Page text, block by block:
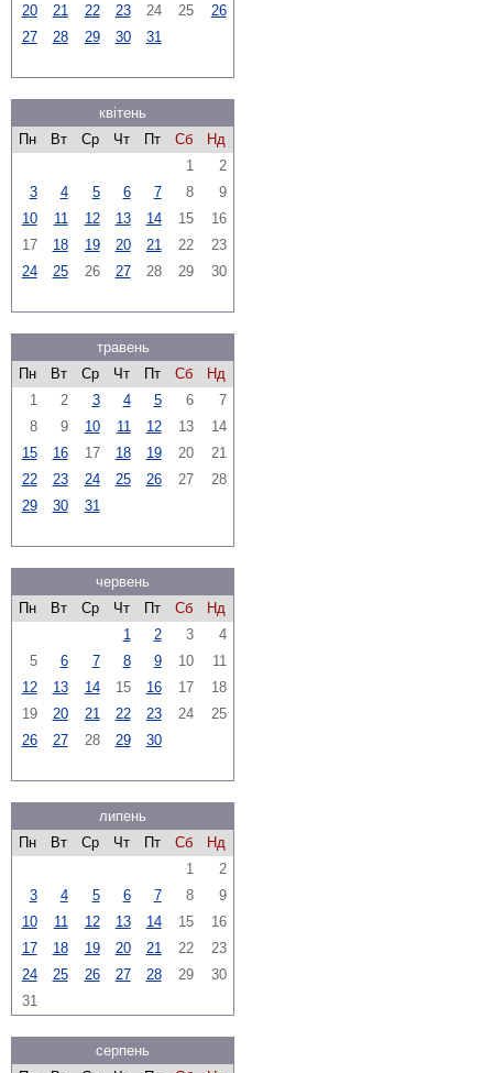
20
21 22 23 24 25
26
27
28 29 30 31
квітень
Пн
Вт Ср Чт Пт Сб
Нд
1
2
3
4 5 6 7 8
9
10
11 12 13 14 15
16
17
18 19 20 21 22
23
24
25 26 27 28 29 30
травень
Пн
Вт Ср Чт Пт Сб
Нд
1
2 3 4 5 6
7
8
9 10 11 12 13
14
15
16 17 18 19 20
21
22
23 24 25 26 27
28
29
30 31
червень
Пн
Вт Ср Чт Пт Сб
Нд
1
2 3
4
5
6 7 8 9 10
11
12
13 14 15 16 17
18
19
20 21 22 23 24
25
26
27 28 29 30
липень
Пн
Вт Ср Чт Пт Сб
Нд
1
2
3
4 5 6 7 8
9
10
11 12 13 14 15
16
17
18 19 20 21 22
23
24
25 26 27 28 29
30
31
серпень